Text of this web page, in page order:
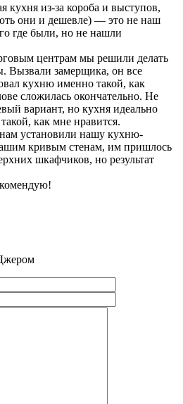
кухня из-за короба и выступов,
они и дешевле) — это не наш
где были, но не нашли
центрам мы решили делать
Вызвали замерщика, он все
кухню именно такой, как
сложилась окончательно. Не
вариант, но кухня идеально
как мне нравится.
установили нашу кухню-
кривым стенам, им пришлось
шкафчиков, но результат